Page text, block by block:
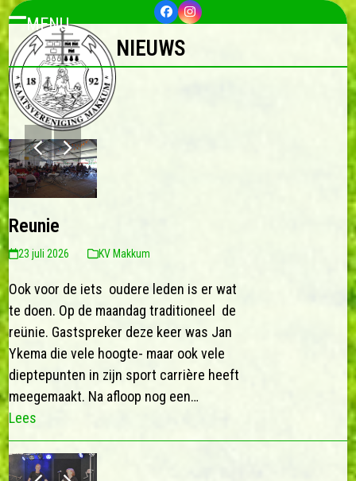
Skip
to
content
FacebookInstagram
MENU
Open
mobile
menu
Close
mobile
menu
NIEUWS
previous
slide
next
slide
Reunie
23 juli 2026 KV Makkum
Ook voor de iets oudere leden is er wat
te doen. Op de maandag traditioneel de
reünie. Gastspreker deze keer was Jan
Ykema die vele hoogte- maar ook vele
dieptepunten in zijn sport carrière heeft
meegemaakt. Na afloop nog een…
Lees
previous
next